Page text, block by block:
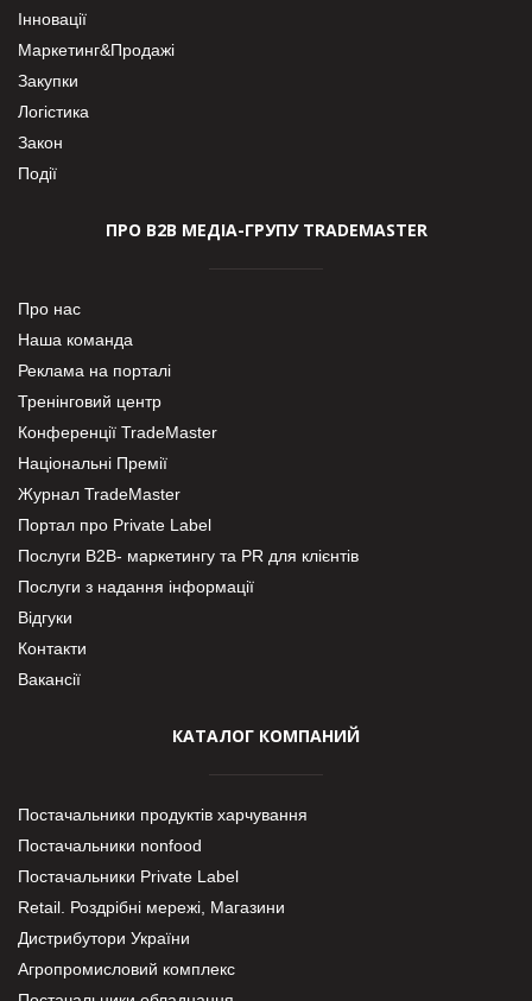
Інновації
Маркетинг&Продажі
Закупки
Логістика
Закон
Події
ПРО В2В МЕДІА-ГРУПУ TRADEMASTER
Про нас
Наша команда
Реклама на порталі
Тренінговий центр
Конференції TradeMaster
Національні Премії
Журнал TradeMaster
Портал про Private Label
Послуги В2В- маркетингу та PR для клієнтів
Послуги з надання інформації
Відгуки
Контакти
Вакансії
КАТАЛОГ КОМПАНИЙ
Постачальники продуктів харчування
Постачальники nonfood
Постачальники Private Label
Retail. Роздрібні мережі, Магазини
Дистрибутори України
Агропромисловий комплекс